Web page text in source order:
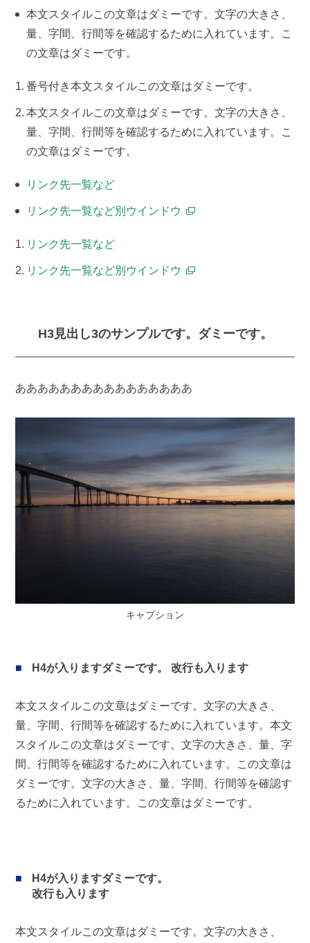
本文スタイルこの文章はダミーです。文字の大きさ、
量、字間、行間等を確認するために入れています。こ
の文章はダミーです。
番号付き本文スタイルこの文章はダミーです。
本文スタイルこの文章はダミーです。文字の大きさ、
量、字間、行間等を確認するために入れています。こ
の文章はダミーです。
リンク先一覧など
リンク先一覧など別ウインドウ
リンク先一覧など
リンク先一覧など別ウインドウ
H3見出し3のサンプルです。ダミーです。
ああああああああああああああああ
キャプション
H4が入りますダミーです。 改行も入ります
本文スタイルこの文章はダミーです。文字の大きさ、
量、字間、行間等を確認するために入れています。本文
スタイルこの文章はダミーです。文字の大きさ、量、字
間、行間等を確認するために入れています。この文章は
ダミーです。文字の大きさ、量、字間、行間等を確認す
るために入れています。この文章はダミーです。
H4が入りますダミーです。
改行も入ります
本文スタイルこの文章はダミーです。文字の大きさ、